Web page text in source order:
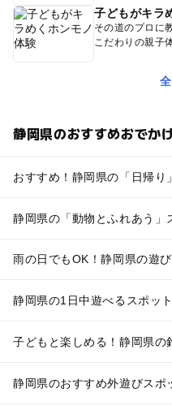
子どもがキラ
その道のプロに
こだわりの親子
静岡県のおすすめおでか
おすすめ！静岡県の「日帰り
静岡県の「動物とふれあう」
雨の日でもOK！静岡県の遊
静岡県の1日中遊べるスポット
子どもと楽しめる！静岡県の
静岡県のおすすめ外遊びスポ